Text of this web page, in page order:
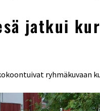
jatkui
ryhmäkuvaan